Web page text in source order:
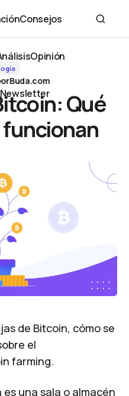
Consejos
Consejos
Opinión
Newsletter
Newsletter
Buda.com
Qué
funcionan
de Bitcoin, cómo se
el
farming.
una sala o almacén